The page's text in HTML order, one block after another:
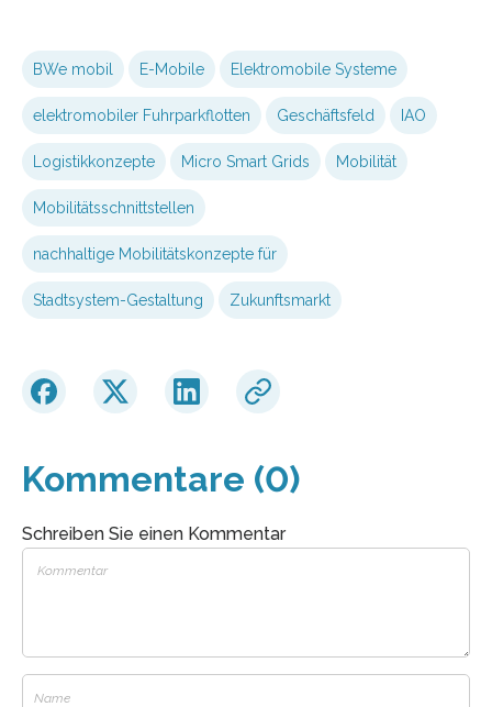
BWe mobil E-Mobile Elektromobile Systeme
elektromobiler Fuhrparkflotten Geschäftsfeld IAO
Logistikkonzepte Micro Smart Grids Mobilität
Mobilitätsschnittstellen
nachhaltige Mobilitätskonzepte für
Stadtsystem-Gestaltung Zukunftsmarkt
Kommentare (0)
Schreiben Sie einen Kommentar